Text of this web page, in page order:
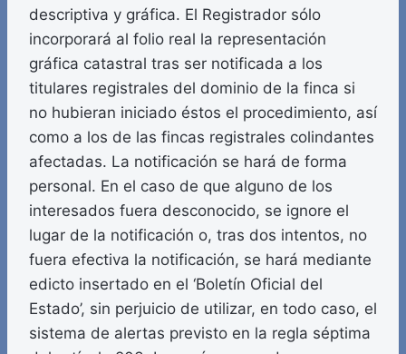
descriptiva y gráfica. El Registrador sólo
incorporará al folio real la representación
gráfica catastral tras ser notificada a los
titulares registrales del dominio de la finca si
no hubieran iniciado éstos el procedimiento, así
como a los de las fincas registrales colindantes
afectadas. La notificación se hará de forma
personal. En el caso de que alguno de los
interesados fuera desconocido, se ignore el
lugar de la notificación o, tras dos intentos, no
fuera efectiva la notificación, se hará mediante
edicto insertado en el ‘Boletín Oficial del
Estado’, sin perjuicio de utilizar, en todo caso, el
sistema de alertas previsto en la regla séptima